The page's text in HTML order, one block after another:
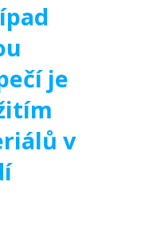
je
v